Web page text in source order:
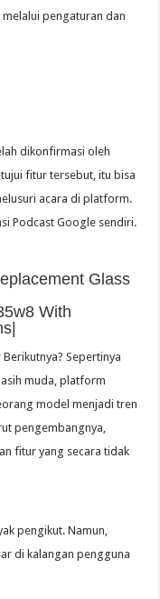
pengaturan dan
dikonfirmasi oleh
fitur tersebut, itu bisa
acara di platform.
Podcast Google sendiri.
Glass
With
Sepertinya
muda, platform
model menjadi tren
pengembangnya,
fitur yang secara tidak
pengikut. Namun,
di kalangan pengguna